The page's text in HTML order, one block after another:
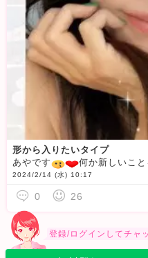
登録/ログインしてチャ
形から入りたいタイプ
あやです
何か新しいことを始めるとき続くか分から
2024/2/14 (水) 10:17
0 26